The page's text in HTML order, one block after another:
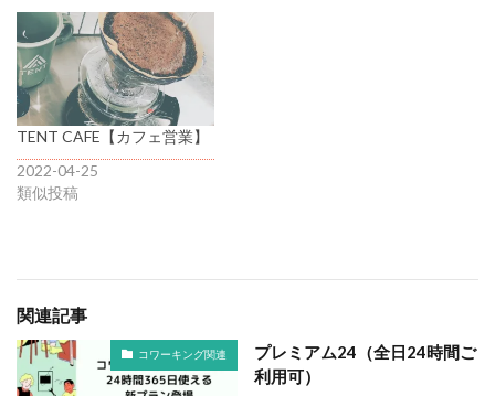
TENT CAFE【カフェ営業】
2022-04-25
類似投稿
関連記事
コワーキング関連
プレミアム24（全日24時間ご
利用可）